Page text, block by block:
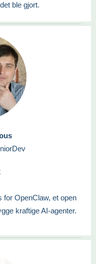
ble gjort.
for OpenClaw, et open
kraftige AI-agenter.